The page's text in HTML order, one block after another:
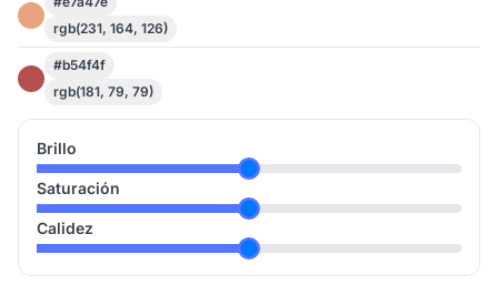
rgb(231, 164, 126)
#b54f4f
rgb(181, 79, 79)
Brillo
Saturación
Calidez